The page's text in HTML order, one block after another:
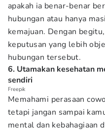
apakah ia benar-benar
hubungan atau hanya
kemajuan. Dengan
keputusan yang lebih
hubungan tersebut.
6. Utamakan kesehatan
sendiri
Freepik
Memahami perasaan
tetapi jangan sampai
mental dan kebahagiaan